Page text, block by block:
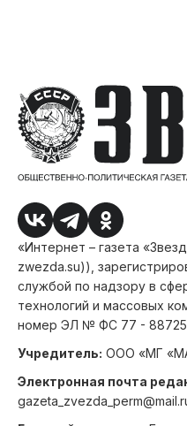
«Интернет – газета
zwezda.su)),
службой по надзору в
технологий и массовых
номер ЭЛ № ФС 77 - 88725
Учредитель: ООО «МГ
Электронная почта